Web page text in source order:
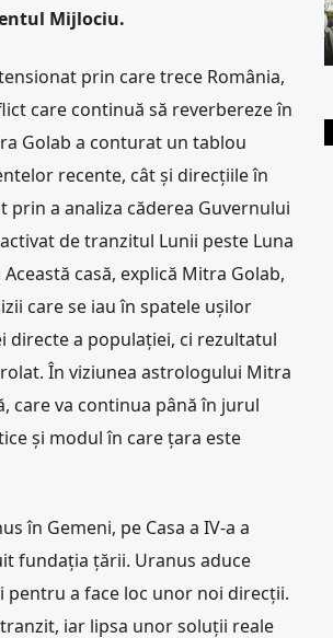
Mijlociu.
prin care trece România,
care continuă să reverbereze în
Golab a conturat un tablou
recente, cât și direcțiile în
prin a analiza căderea Guvernului
de tranzitul Lunii peste Luna
casă, explică Mitra Golab,
care se iau în spatele ușilor
directe a populației, ci rezultatul
În viziunea astrologului Mitra
care va continua până în jurul
și modul în care țara este
în Gemeni, pe Casa a IV‑a a
fundația țării. Uranus aduce
a face loc unor noi direcții.
iar lipsa unor soluții reale